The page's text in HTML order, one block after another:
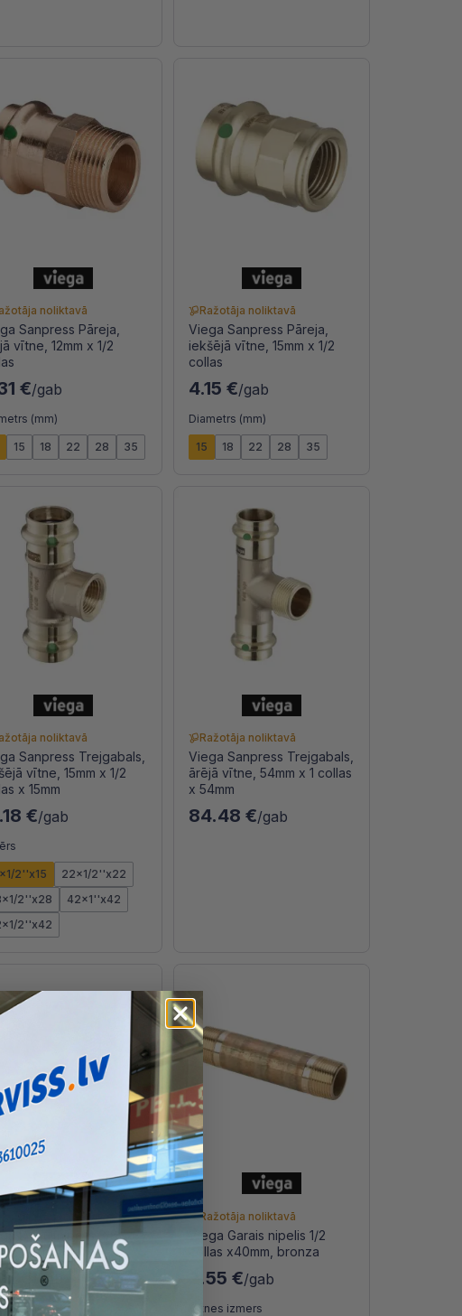
noliktavā
Sanpress Pāreja,
vītne, 12mm x 1/2
€/gab
(mm)
15 18 22 28 35
Ražotāja noliktavā
Viega Sanpress Pāreja,
iekšējā vītne, 15mm x 1/2
collas
4.15 €/gab
Diametrs (mm)
15 18 22 28 35
noliktavā
Sanpress Trejgabals,
vītne, 15mm x 1/2
x 15mm
€/gab
2''x15
22x1/2''x22
2''x28
42x1''x42
2''x42
Ražotāja noliktavā
Viega Sanpress Trejgabals,
ārējā vītne, 54mm x 1 collas
x 54mm
84.48 €/gab
Dubultnipelis 3/8
bronza
€ /gab
izmers
Ražotāja noliktavā
Viega Garais nipelis 1/2
collas x40mm, bronza
2.55 €/gab
Vītnes izmers